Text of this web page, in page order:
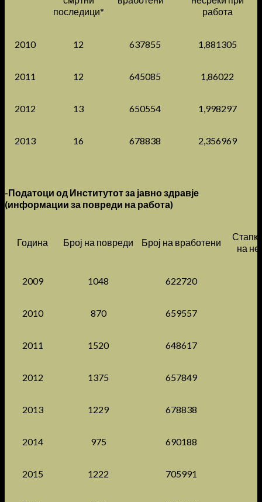
последици*
работа
2010 12 637855 1,881305
2011 12 645085 1,86022
2012 13 650554 1,998297
2013 16 678838 2,356969
-Податоци од Институтот за јавно здравје
(информации за повреди на работа)
Година Број на повреди Број на вработени
на
2009 1048 622720
2010 870 659557
2011 1520 648617
2012 1375 657849
2013 1229 678838
2014 975 690188
2015 1222 705991